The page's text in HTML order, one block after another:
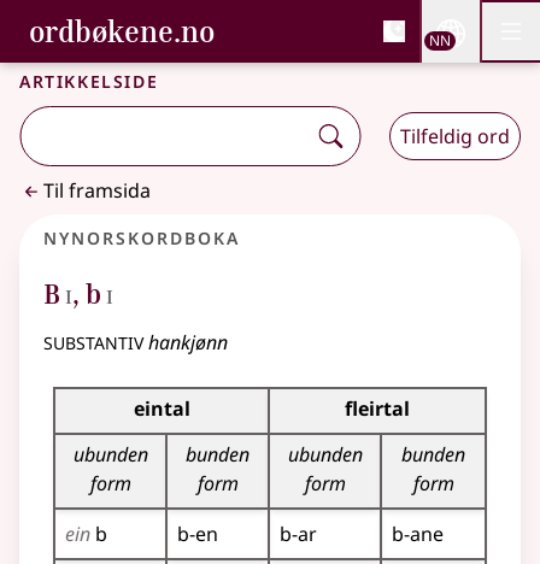
Gå til hovudinnhald
Tilgjenge
ordbøkene.no, Bokmålsordboka og
Bokmålsordboka og Nynorskordboka
NN
Artikkelside
Tilfeldig ord
Til framsida
Nynorskordboka
B 1
I, b 1
I
substantivhankjønn
Bøyningstabell for dette substantivet
eintal
fleirtal
ubunden
form
bunden
form
ubunden
form
bunden
form
ein b b-en b-ar
b-ane